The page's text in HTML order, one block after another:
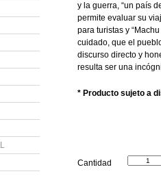
y la guerra, “un país
permite evaluar su
para turistas y
cuidado, que el
discurso directo y
resulta ser una
* Producto sujeto a
Cantidad